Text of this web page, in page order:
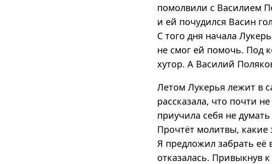
помолвили с Василием
и ей почудился Васин
С того дня начала
не смог ей помочь. Под
хутор. А Василий
Летом Лукерья лежит в
рассказала, что почти
приучила себя не
Прочтёт молитвы, какие
Я предложил забрать её
отказалась. Привыкнув